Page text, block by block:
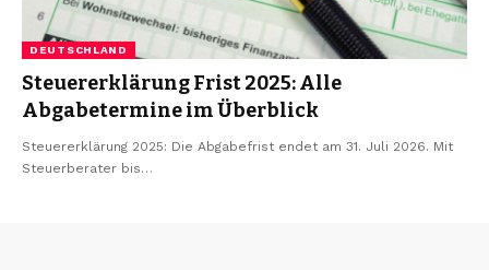
DEUTSCHLAND
Steuererklärung Frist 2025: Alle
Abgabetermine im Überblick
Steuererklärung 2025: Die Abgabefrist endet am 31. Juli 2026. Mit
Steuerberater bis…